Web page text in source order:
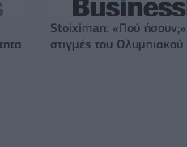
Stoiximan: «Πού ήσουν;»
στιγμές του Ολυμπιακού